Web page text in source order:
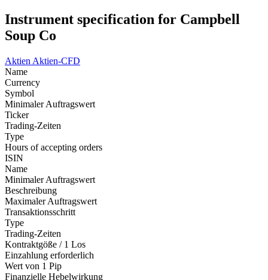
Instrument specification for Campbell
Soup Co
Aktien Aktien-CFD
Name
Currency
Symbol
Minimaler Auftragswert
Ticker
Trading-Zeiten
Type
Hours of accepting orders
ISIN
Name
Minimaler Auftragswert
Beschreibung
Maximaler Auftragswert
Transaktionsschritt
Type
Trading-Zeiten
Kontraktgöße / 1 Los
Einzahlung erforderlich
Wert von 1 Pip
Finanzielle Hebelwirkung